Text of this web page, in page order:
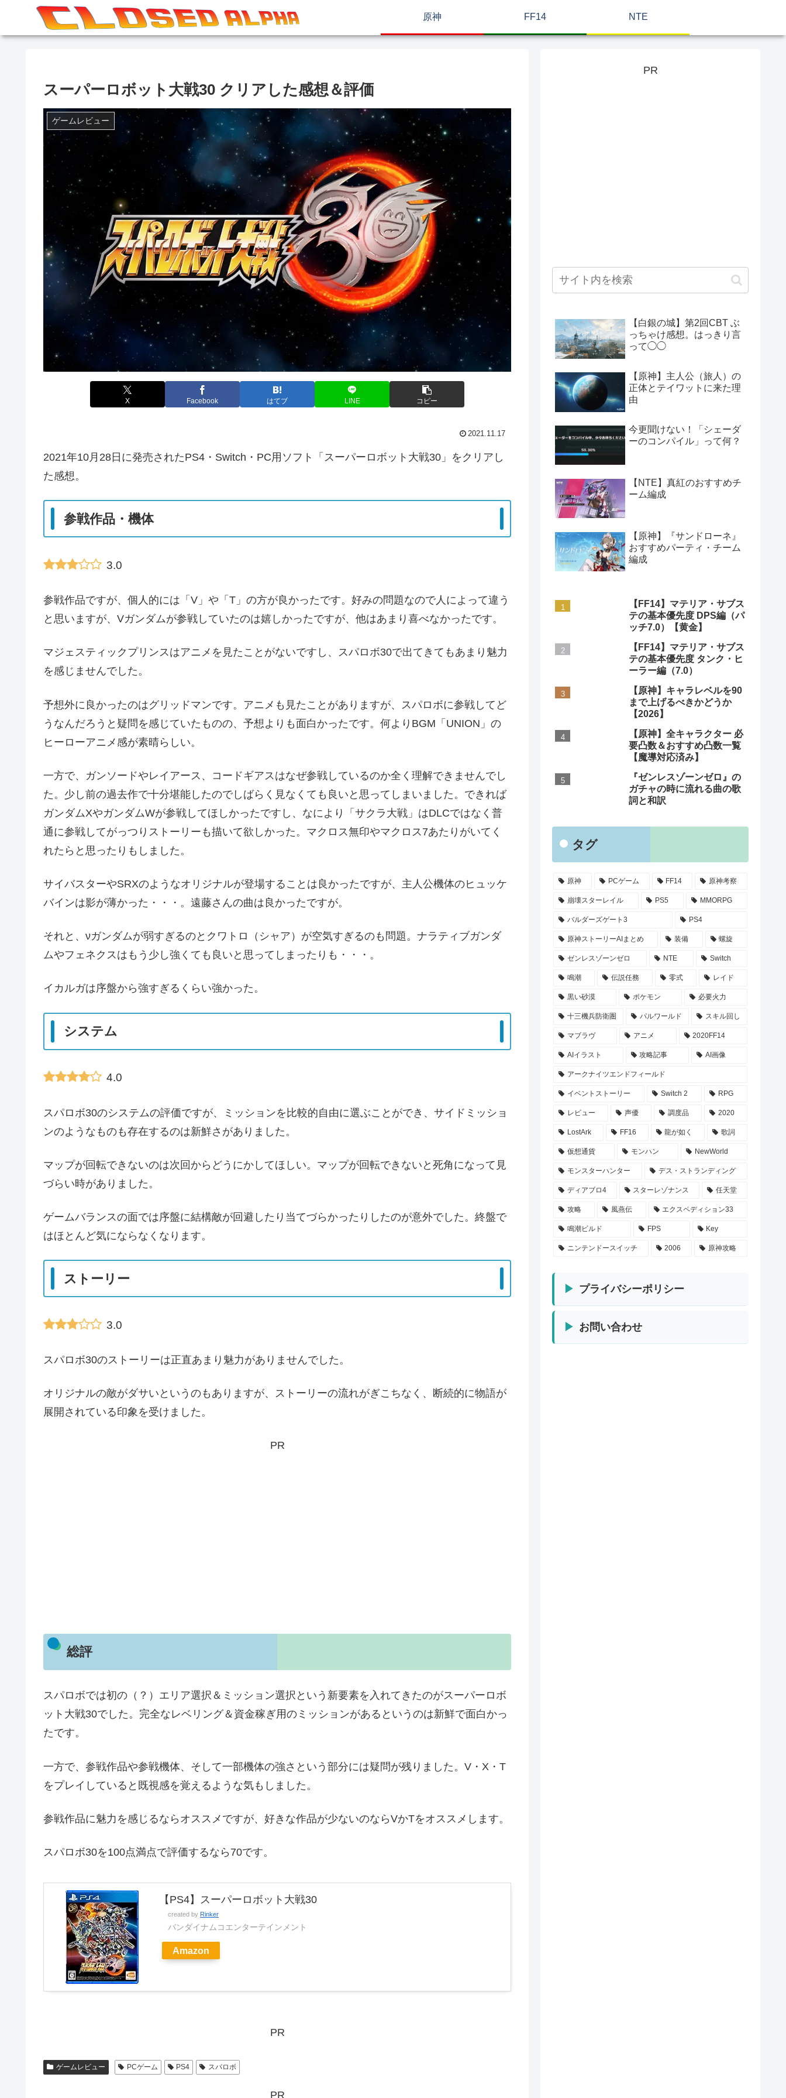
原神 FF14 NTE
スーパーロボット大戦30 クリアした感想＆評価
ゲームレビュー
X Facebook はてブ LINE コピー
2021.11.17
2021年10月28日に発売されたPS4・Switch・PC用ソフト「スーパーロボット大戦30」をクリアし
た感想。
参戦作品・機体
3.0
参戦作品ですが、個人的には「V」や「T」の方が良かったです。好みの問題なので人によって違う
と思いますが、Vガンダムが参戦していたのは嬉しかったですが、他はあまり喜べなかったです。
マジェスティックプリンスはアニメを見たことがないですし、スパロボ30で出てきてもあまり魅力
を感じませんでした。
予想外に良かったのはグリッドマンです。アニメも見たことがありますが、スパロボに参戦してど
うなんだろうと疑問を感じていたものの、予想よりも面白かったです。何よりBGM「UNION」の
ヒーローアニメ感が素晴らしい。
一方で、ガンソードやレイアース、コードギアスはなぜ参戦しているのか全く理解できませんでし
た。少し前の過去作で十分堪能したのでしばらく見なくても良いと思ってしまいました。できれば
ガンダムXやガンダムWが参戦してほしかったですし、なにより「サクラ大戦」はDLCではなく普
通に参戦してがっつりストーリーも描いて欲しかった。マクロス無印やマクロス7あたりがいてく
れたらと思ったりもしました。
サイバスターやSRXのようなオリジナルが登場することは良かったですが、主人公機体のヒュッケ
バインは影が薄かった・・・。遠藤さんの曲は良かったですが。
それと、νガンダムが弱すぎるのとクワトロ（シャア）が空気すぎるのも問題。ナラティブガンダ
ムやフェネクスはもう少し強くても良いと思ってしまったりも・・・。
イカルガは序盤から強すぎるくらい強かった。
システム
4.0
スパロボ30のシステムの評価ですが、ミッションを比較的自由に選ぶことができ、サイドミッショ
ンのようなものも存在するのは新鮮さがありました。
マップが回転できないのは次回からどうにかしてほしい。マップが回転できないと死角になって見
づらい時がありました。
ゲームバランスの面では序盤に結構敵が回避したり当てづらかったりしたのが意外でした。終盤で
はほとんど気にならなくなります。
ストーリー
3.0
スパロボ30のストーリーは正直あまり魅力がありませんでした。
オリジナルの敵がダサいというのもありますが、ストーリーの流れがぎこちなく、断続的に物語が
展開されている印象を受けました。
PR
総評
スパロボでは初の（？）エリア選択＆ミッション選択という新要素を入れてきたのがスーパーロボ
ット大戦30でした。完全なレベリング＆資金稼ぎ用のミッションがあるというのは新鮮で面白かっ
たです。
一方で、参戦作品や参戦機体、そして一部機体の強さという部分には疑問が残りました。V・X・T
をプレイしていると既視感を覚えるような気もしました。
参戦作品に魅力を感じるならオススメですが、好きな作品が少ないのならVかTをオススメします。
スパロボ30を100点満点で評価するなら70です。
【PS4】スーパーロボット大戦30
created by Rinker
バンダイナムコエンターテインメント
Amazon
PR
ゲームレビュー PCゲーム PS4 スパロボ
PR
PR
【白銀の城】第2回CBT ぶ
っちゃけ感想。はっきり言
って◯◯
【原神】主人公（旅人）の
正体とテイワットに来た理
由
今更聞けない！「シェーダ
ーのコンパイル」って何？
【NTE】真紅のおすすめチ
ーム編成
【原神】『サンドローネ』
おすすめパーティ・チーム
編成
【FF14】マテリア・サブス
テの基本優先度 DPS編（パ
ッチ7.0）【黄金】
【FF14】マテリア・サブス
テの基本優先度 タンク・ヒ
ーラー編（7.0）
【原神】キャラレベルを90
まで上げるべきかどうか
【2026】
【原神】全キャラクター 必
要凸数＆おすすめ凸数一覧
【魔導対応済み】
『ゼンレスゾーンゼロ』の
ガチャの時に流れる曲の歌
詞と和訳
タグ
原神 PCゲーム FF14 原神考察
崩壊スターレイル PS5 MMORPG
バルダーズゲート3 PS4
原神ストーリーAIまとめ 装備 螺旋
ゼンレスゾーンゼロ NTE Switch
鳴潮 伝説任務 零式 レイド
黒い砂漠 ポケモン 必要火力
十三機兵防衛圏 パルワールド スキル回し
マブラヴ アニメ 2020FF14
AIイラスト 攻略記事 AI画像
アークナイツエンドフィールド
イベントストーリー Switch 2 RPG
レビュー 声優 調度品 2020
LostArk FF16 龍が如く 歌詞
仮想通貨 モンハン NewWorld
モンスターハンター デス・ストランディング
ディアブロ4 スターレゾナンス 任天堂
攻略 風燕伝 エクスペディション33
鳴潮ビルド FPS Key
ニンテンドースイッチ 2006 原神攻略
プライバシーポリシー
お問い合わせ